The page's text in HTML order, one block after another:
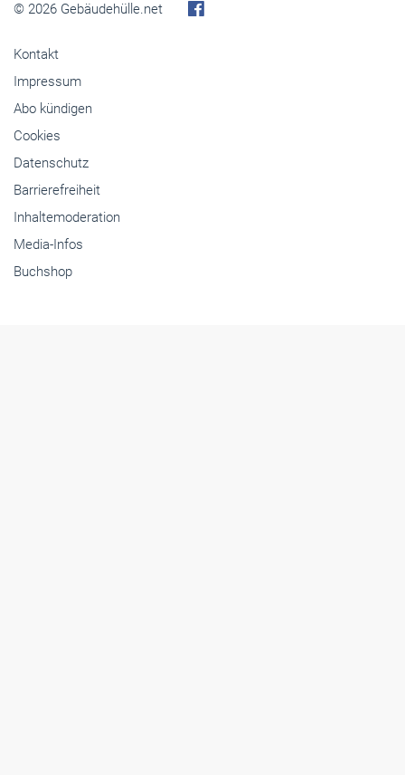
© 2026 Gebäudehülle.net
Kontakt
Impressum
Abo kündigen
Cookies
Datenschutz
Barrierefreiheit
Inhaltemoderation
Media-Infos
Buchshop